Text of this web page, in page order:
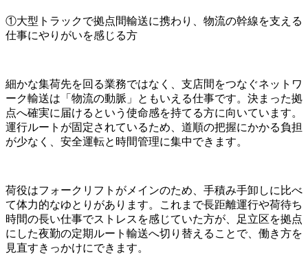
①大型トラックで拠点間輸送に携わり、物流の幹線を支える
仕事にやりがいを感じる方
細かな集荷先を回る業務ではなく、支店間をつなぐネットワ
ーク輸送は「物流の動脈」ともいえる仕事です。決まった拠
点へ確実に届けるという使命感を持てる方に向いています。
運行ルートが固定されているため、道順の把握にかかる負担
が少なく、安全運転と時間管理に集中できます。
荷役はフォークリフトがメインのため、手積み手卸しに比べ
て体力的なゆとりがあります。これまで長距離運行や荷待ち
時間の長い仕事でストレスを感じていた方が、足立区を拠点
にした夜勤の定期ルート輸送へ切り替えることで、働き方を
見直すきっかけにできます。